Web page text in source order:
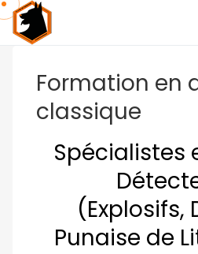
Formation en
classique
Spécialistes
(Explosifs,
Punaise de